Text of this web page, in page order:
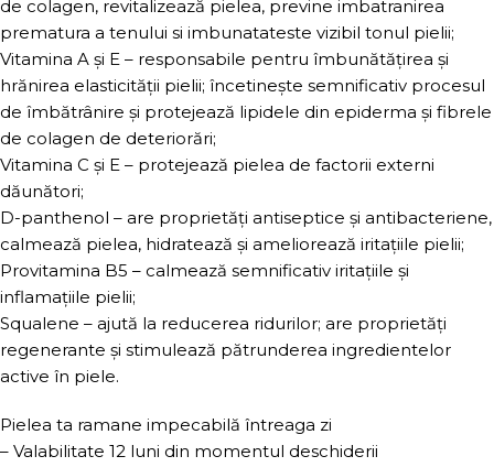
de colagen, revitalizează pielea, previne imbatranirea
prematura a tenului si imbunatateste vizibil tonul pielii;
Vitamina A și E – responsabile pentru îmbunătățirea și
hrănirea elasticității pielii; încetinește semnificativ procesul
de îmbătrânire și protejează lipidele din epiderma și fibrele
de colagen de deteriorări;
Vitamina C și E – protejează pielea de factorii externi
dăunători;
D-panthenol – are proprietăți antiseptice și antibacteriene,
calmează pielea, hidratează și ameliorează iritațiile pielii;
Provitamina B5 – calmează semnificativ iritațiile și
inflamațiile pielii;
Squalene – ajută la reducerea ridurilor; are proprietăți
regenerante și stimulează pătrunderea ingredientelor
active în piele.
Pielea ta ramane impecabilă întreaga zi
– Valabilitate 12 luni din momentul deschiderii